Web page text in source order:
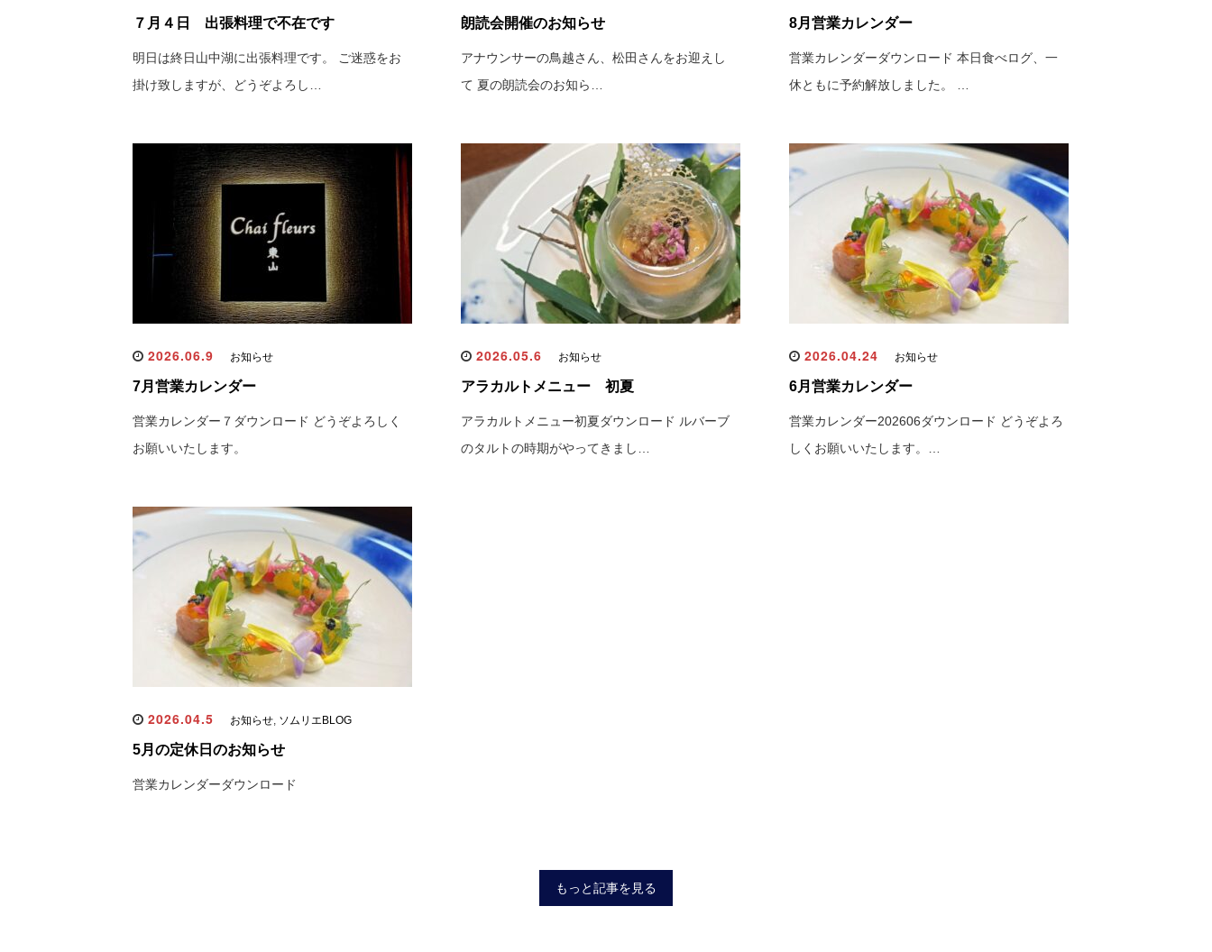
７月４日 出張料理で不在です
明日は終日山中湖に出張料理です。 ご迷惑をお
掛け致しますが、どうぞよろし…
朗読会開催のお知らせ
アナウンサーの鳥越さん、松田さんをお迎えし
て 夏の朗読会のお知ら…
8月営業カレンダー
営業カレンダーダウンロード 本日食べログ、一
休ともに予約解放しました。 …
2026.06.9 お知らせ
7月営業カレンダー
営業カレンダー７ダウンロード どうぞよろしく
お願いいたします。
2026.05.6 お知らせ
アラカルトメニュー 初夏
アラカルトメニュー初夏ダウンロード ルバーブ
のタルトの時期がやってきまし…
2026.04.24 お知らせ
6月営業カレンダー
営業カレンダー202606ダウンロード どうぞよろ
しくお願いいたします。…
2026.04.5 お知らせ, ソムリエBLOG
5月の定休日のお知らせ
営業カレンダーダウンロード
もっと記事を見る